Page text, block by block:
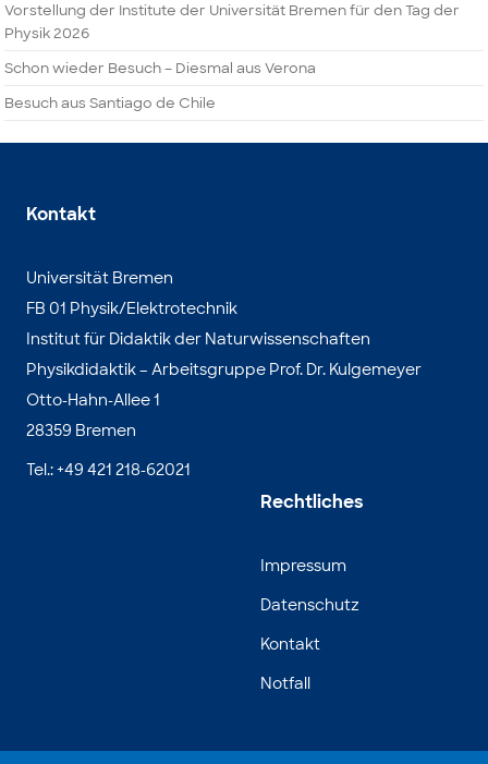
Vorstellung der Institute der Universität Bremen für den Tag der
Physik 2026
Schon wieder Besuch – Diesmal aus Verona
Besuch aus Santiago de Chile
Kontakt
Universität Bremen
FB 01 Physik/Elektrotechnik
Institut für Didaktik der Naturwissenschaften
Physikdidaktik – Arbeitsgruppe Prof. Dr. Kulgemeyer
Otto-Hahn-Allee 1
28359 Bremen
Tel.: +49 421 218-62021
Rechtliches
Impressum
Datenschutz
Kontakt
Notfall